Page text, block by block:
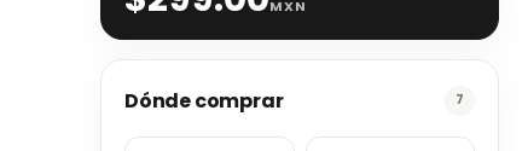
MXN
Dónde comprar 7